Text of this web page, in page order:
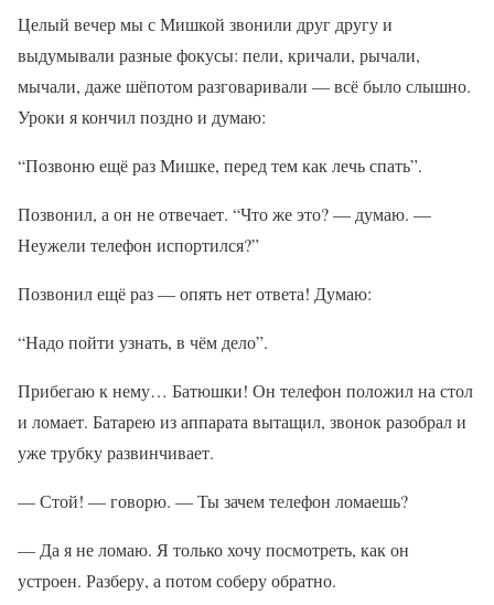
Целый вечер мы с Мишкой звонили друг другу и
выдумывали разные фокусы: пели, кричали, рычали,
мычали, даже шёпотом разговаривали — всё было слышно.
Уроки я кончил поздно и думаю:
“Позвоню ещё раз Мишке, перед тем как лечь спать”.
Позвонил, а он не отвечает. “Что же это? — думаю. —
Неужели телефон испортился?”
Позвонил ещё раз — опять нет ответа! Думаю:
“Надо пойти узнать, в чём дело”.
Прибегаю к нему… Батюшки! Он телефон положил на стол
и ломает. Батарею из аппарата вытащил, звонок разобрал и
уже трубку развинчивает.
— Стой! — говорю. — Ты зачем телефон ломаешь?
— Да я не ломаю. Я только хочу посмотреть, как он
устроен. Разберу, а потом соберу обратно.